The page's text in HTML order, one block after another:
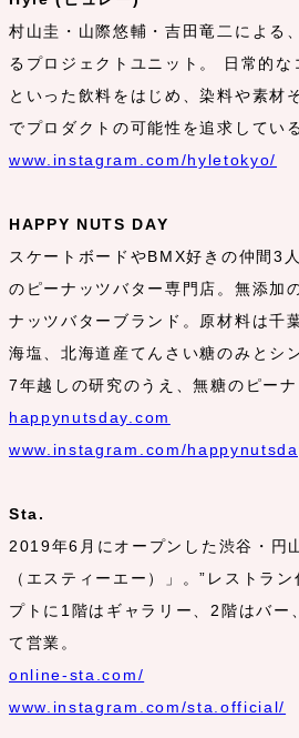
村山圭・山際悠輔・吉田竜二による
るプロジェクトユニット。 日常的な
といった飲料をはじめ、染料や素材
でプロダクトの可能性を追求している
www.instagram.com/hyletokyo/
HAPPY NUTS DAY
スケートボードやBMX好きの仲間3
のピーナッツバター専門店。無添加
ナッツバターブランド。原材料は千
海塩、北海道産てんさい糖のみとシ
7年越しの研究のうえ、無糖のピーナ
happynutsday.com
www.instagram.com/
Sta.
2019年6月にオープンした渋谷・円
（エスティーエー）」。”レストラ
プトに1階はギャラリー、2階はバー
て営業。
online-sta.com/
www.instagram.com/sta.official/